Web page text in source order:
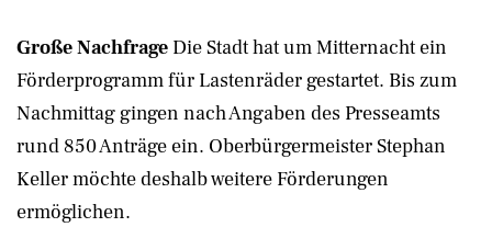
Große Nachfrage Die Stadt hat um Mitternacht ein
Förderprogramm für Lastenräder gestartet. Bis zum
Nachmittag gingen nach Angaben des Presseamts
rund 850 Anträge ein. Oberbürgermeister Stephan
Keller möchte deshalb weitere Förderungen
ermöglichen.